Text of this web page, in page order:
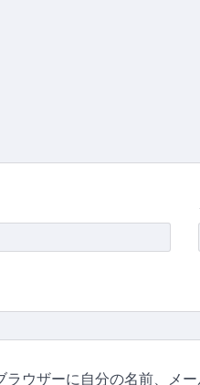
ウザーに自分の名前、メー